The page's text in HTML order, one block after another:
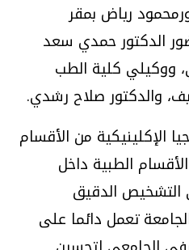
رياض بمقر
الدكتور حمدي سعد
ووكيلي كلية الطب
والدكتور صلاح رشدي.
الإكلينيكية من الأقسام
الطبية داخل
الدقيق
تعمل دائما على